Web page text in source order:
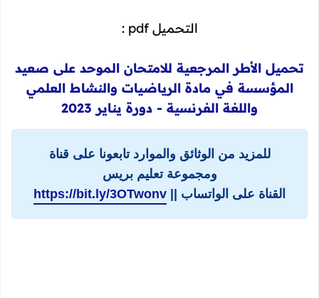
التحميل pdf :
تحميل الأطر المرجعية للامتحان الموحد على صعيد
المؤسسة في مادة الرياضيات والنشاط العلمي
واللغة الفرنسية - دورة يناير 2023
للمزيد من الوثائق والموارد تابعونا على قناة
ومجموعة تعليم بريس
القناة على الواتساب || https://bit.ly/3OTwonv